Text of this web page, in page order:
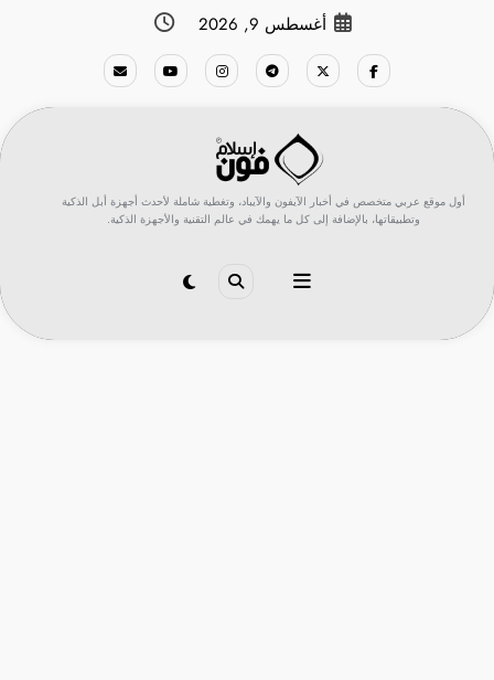
أغسطس 9, 2026
أول موقع عربي متخصص في أخبار الآيفون والآيباد، وتغطية شاملة لأحدث أجهزة أبل الذكية
وتطبيقاتها، بالإضافة إلى كل ما يهمك في عالم التقنية والأجهزة الذكية.